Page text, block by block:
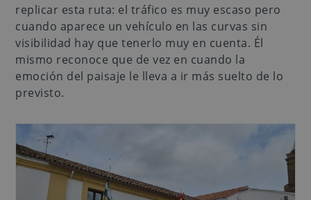
replicar esta ruta: el tráfico es muy escaso pero
cuando aparece un vehículo en las curvas sin
visibilidad hay que tenerlo muy en cuenta. Él
mismo reconoce que de vez en cuando la
emoción del paisaje le lleva a ir más suelto de lo
previsto.